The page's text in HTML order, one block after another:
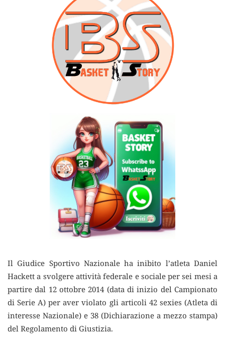
Il Giudice Sportivo Nazionale ha inibito l’atleta Daniel
Hackett a svolgere attività federale e sociale per sei mesi a
partire dal 12 ottobre 2014 (data di inizio del Campionato
di Serie A) per aver violato gli articoli 42 sexies (Atleta di
interesse Nazionale) e 38 (Dichiarazione a mezzo stampa)
del Regolamento di Giustizia.